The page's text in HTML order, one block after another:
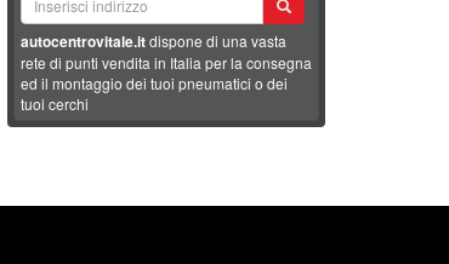
autocentrovitale.itdispone di una vasta
rete di punti vendita in Italia per la consegna
ed il montaggio dei tuoi pneumatici o dei
tuoi cerchi